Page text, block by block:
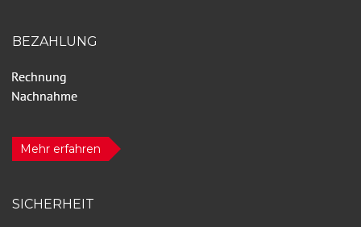
BEZAHLUNG
Mehr erfahren
SICHERHEIT